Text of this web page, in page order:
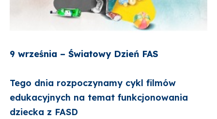
9 września – Światowy Dzień FAS
Tego dnia rozpoczynamy cykl filmów
edukacyjnych na temat funkcjonowania
dziecka z FASD